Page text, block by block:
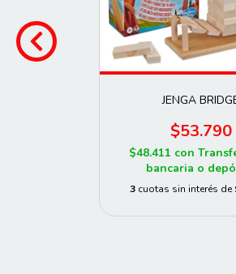
JENGA
$53.790
$48.411 con
bancaria o
3 cuotas sin interés de